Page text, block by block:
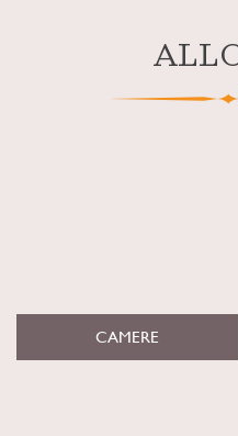
CAMERE